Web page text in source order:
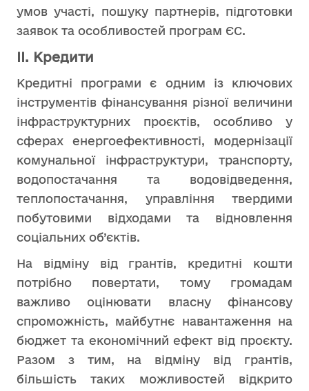
умов участі, пошуку партнерів, підготовки
заявок та особливостей програм ЄС.
ІІ. Кредити
Кредитні програми є одним із ключових
інструментів фінансування різної величини
інфраструктурних проєктів, особливо у
сферах енергоефективності, модернізації
комунальної інфраструктури, транспорту,
водопостачання та водовідведення,
теплопостачання, управління твердими
побутовими відходами та відновлення
соціальних об’єктів.
На відміну від грантів, кредитні кошти
потрібно повертати, тому громадам
важливо оцінювати власну фінансову
спроможність, майбутнє навантаження на
бюджет та економічний ефект від проєкту.
Разом з тим, на відміну від грантів,
більшість таких можливостей відкрито